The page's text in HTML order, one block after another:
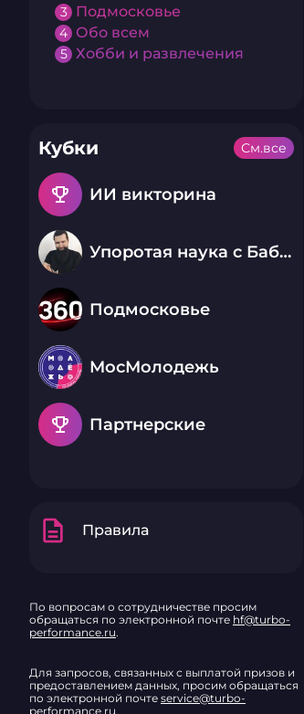
3 Подмосковье
4 Обо всем
5 Хобби и развлечения
Кубки
emoji_events ИИ викторина
Упоротая наука с Бабаем Лютым
Подмосковье
МосМолодежь
emoji_events Партнерские
См.все
description Правила
По вопросам о сотрудничестве просим
обращаться по электронной почте hf@turbo-
performance.ru.
Для запросов, связанных с выплатой призов и
предоставлением данных, просим обращаться
по электронной почте service@turbo-
performance.ru.